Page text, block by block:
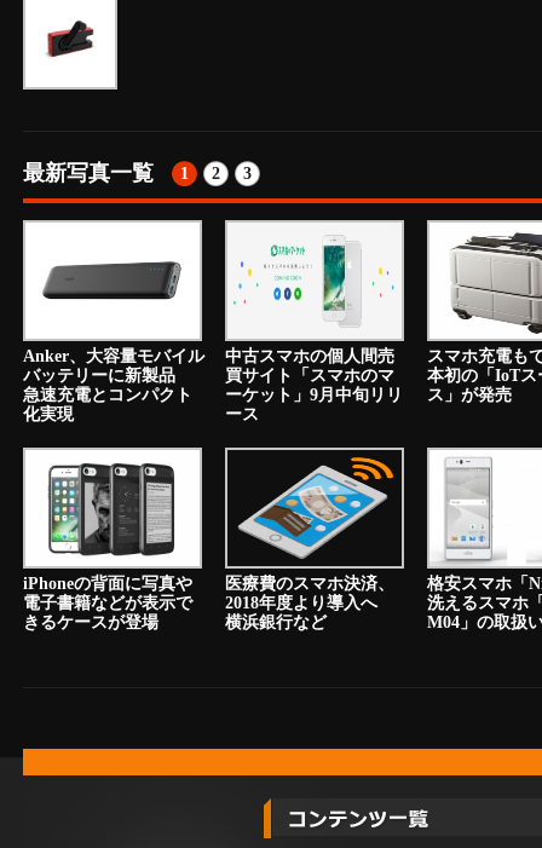
最新写真一覧 1 2 3
Anker、大容量モバイル
バッテリーに新製品
急速充電とコンパクト
化実現
中古スマホの個人間売
買サイト「スマホのマ
ーケット」9月中旬リリ
ース
スマホ充電も
本初の「IoTス
ス」が発売
iPhoneの背面に写真や
電子書籍などが表示で
きるケースが登場
医療費のスマホ決済、
2018年度より導入へ
横浜銀行など
格安スマホ
洗えるスマホ
M04」の取扱